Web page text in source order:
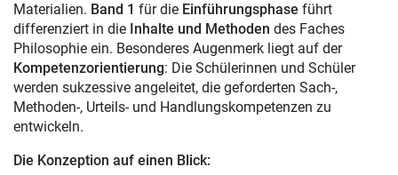
Materialien. Band 1 für die Einführungsphase führt
differenziert in die Inhalte und Methoden des Faches
Philosophie ein. Besonderes Augenmerk liegt auf der
Kompetenzorientierung: Die Schülerinnen und Schüler
werden sukzessive angeleitet, die geforderten Sach-,
Methoden-, Urteils- und Handlungskompetenzen zu
entwickeln.
Die Konzeption auf einen Blick: